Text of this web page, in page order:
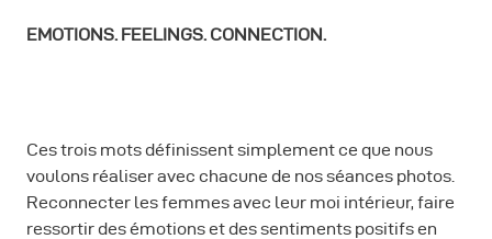
EMOTIONS. FEELINGS. CONNECTION.
Ces trois mots définissent simplement ce que nous
voulons réaliser avec chacune de nos séances photos.
Reconnecter les femmes avec leur moi intérieur, faire
ressortir des émotions et des sentiments positifs en